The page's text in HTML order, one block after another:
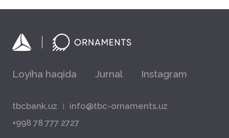
Loyiha haqida Jurnal Instagram
tbcbank.uz
info@tbc-ornaments.uz
+998 78 777 2727